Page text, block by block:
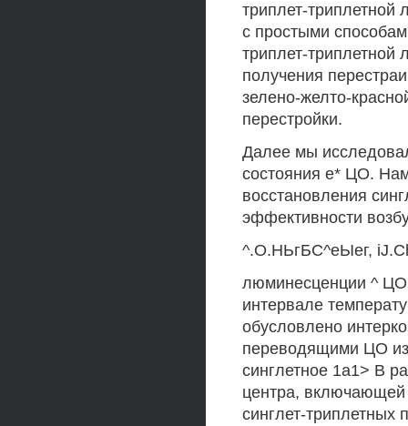
триплет-триплетной
с простыми
триплет-
получения
зелено-желто-
перестройки.
Далее мы
состояния е* ЦО.
восстановления
эффективности
^.О.НЬгБС^еЫег,
люминесценции ^ ЦО
интервале
обусловлено
переводящими ЦО из
синглетное 1а1> В
центра, включающей
синглет-триплетных